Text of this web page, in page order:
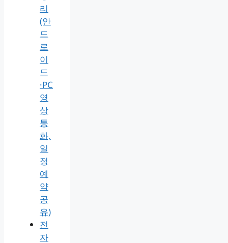
리
(안
드
로
이
드
·PC
영
상
통
화,
일
정
예
약
공
유)
전
자